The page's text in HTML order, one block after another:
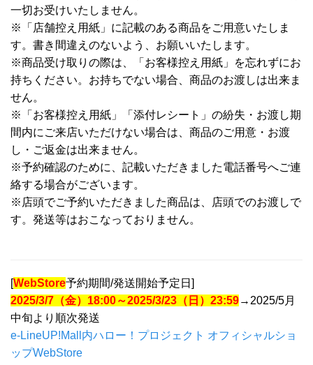
一切お受けいたしません。
※「店舗控え用紙」に記載のある商品をご用意いたしま
す。書き間違えのないよう、お願いいたします。
※商品受け取りの際は、「お客様控え用紙」を忘れずにお
持ちください。お持ちでない場合、商品のお渡しは出来ま
せん。
※「お客様控え用紙」「添付レシート」の紛失・お渡し期
間内にご来店いただけない場合は、商品のご用意・お渡
し・ご返金は出来ません。
※予約確認のために、記載いただきました電話番号へご連
絡する場合がございます。
※店頭でご予約いただきました商品は、店頭でのお渡しで
す。発送等はおこなっておりません。
[WebStore予約期間/発送開始予定日]
2025/3/7（金）18:00～2025/3/23（日）23:59→2025/5月
中旬より順次発送
e-LineUP!Mall内ハロー！プロジェクト オフィシャルショ
ップWebStore